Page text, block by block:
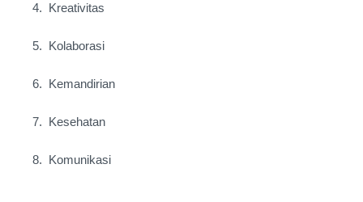
4. Kreativitas
5. Kolaborasi
6. Kemandirian
7. Kesehatan
8. Komunikasi